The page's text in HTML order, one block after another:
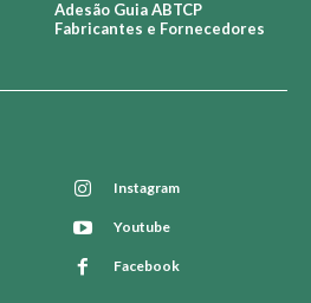
Adesão Guia ABTCP
Fabricantes e Fornecedores
Instagram
Youtube
Facebook